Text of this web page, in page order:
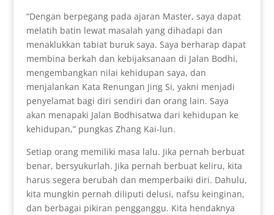
“Dengan berpegang pada ajaran Master, saya dapat
melatih batin lewat masalah yang dihadapi dan
menaklukkan tabiat buruk saya. Saya berharap dapat
membina berkah dan kebijaksanaan di Jalan Bodhi,
mengembangkan nilai kehidupan saya, dan
menjalankan Kata Renungan Jing Si, yakni menjadi
penyelamat bagi diri sendiri dan orang lain. Saya
akan menapaki Jalan Bodhisatwa dari kehidupan ke
kehidupan,” pungkas Zhang Kai-lun.
Setiap orang memiliki masa lalu. Jika pernah berbuat
benar, bersyukurlah. Jika pernah berbuat keliru, kita
harus segera berubah dan memperbaiki diri. Dahulu,
kita mungkin pernah diliputi delusi, nafsu keinginan,
dan berbagai pikiran pengganggu. Kita hendaknya